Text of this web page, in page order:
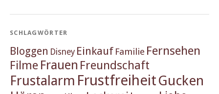
SCHLAGWÖRTER
Bloggen Disney Einkauf Familie Fernsehen
Filme Frauen Freundschaft
Frustalarm FrustfreiheitGucken